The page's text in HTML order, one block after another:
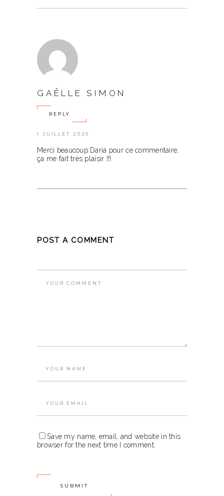
GAËLLE SIMON
REPLY
1 JUILLET 2020
Merci beaucoup Daria pour ce commentaire,
ça me fait très plaisir !!!
POST A COMMENT
Save my name, email, and website in this
browser for the next time I comment.